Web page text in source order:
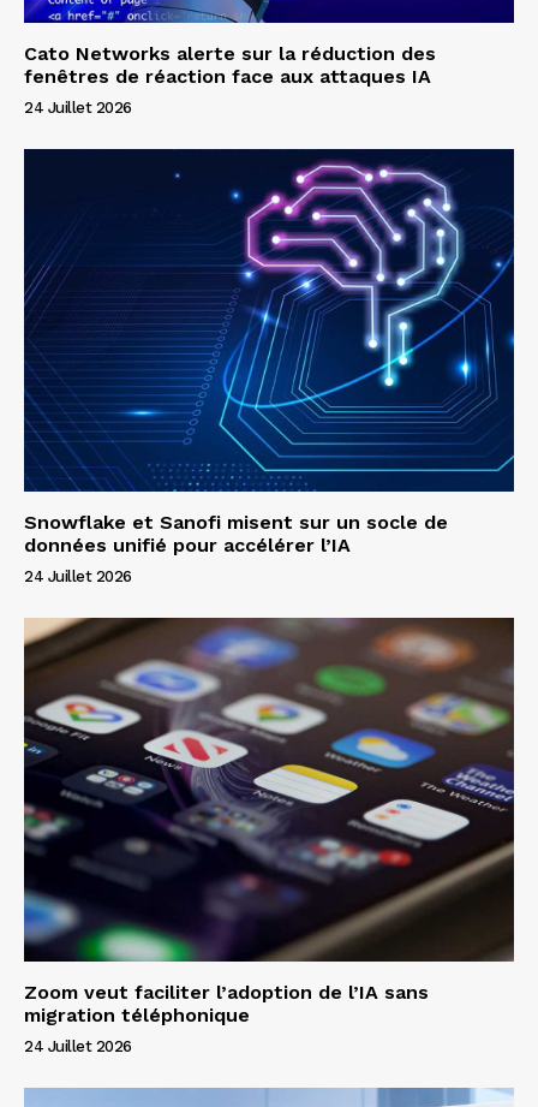
Cato Networks alerte sur la réduction des
fenêtres de réaction face aux attaques IA
24 Juillet 2026
Snowflake et Sanofi misent sur un socle de
données unifié pour accélérer l’IA
24 Juillet 2026
Zoom veut faciliter l’adoption de l’IA sans
migration téléphonique
24 Juillet 2026